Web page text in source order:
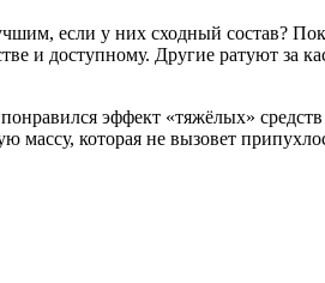
если у них сходный состав?
и доступному. Другие ратуют за
эффект «тяжёлых»
которая не вызовет